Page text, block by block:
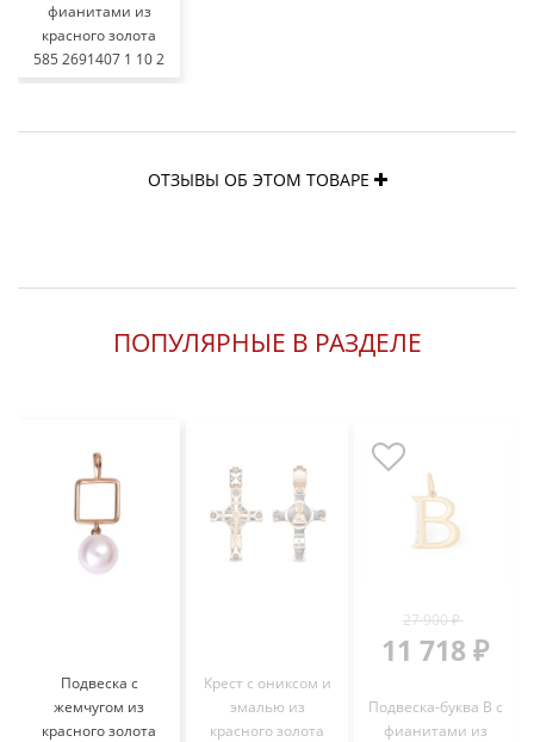
фианитами из
красного золота
585 2691407 1 10 2
ОТЗЫВЫ ОБ ЭТОМ ТОВАРЕ
ПОПУЛЯРНЫЕ В РАЗДЕЛЕ
Подвеска с
жемчугом из
красного золота
Крест с ониксом и
эмалью из
красного золота
27 900 ₽
11 718 ₽
Подвеска-буква В с
фианитами из